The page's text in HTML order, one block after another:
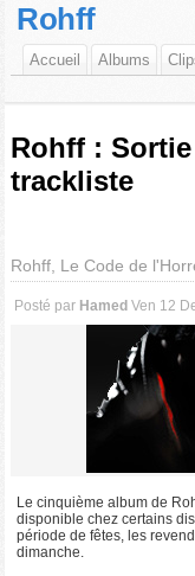
Rohff
Accueil Albums
Rohff :
trackliste
Rohff, Le Code de
Posté par Hamed Ven 12
Le cinquième album de
disponible chez certains
période de fêtes, les
dimanche.